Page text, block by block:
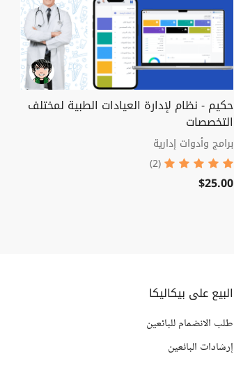
حكيم - نظام لإدارة العيادات الطبية لمختلف
التخصصات
برامج وأدوات إدارية
(2)
$25.00
البيع على بيكاليكا
طلب الانضمام للبائعين
إرشادات البائعين